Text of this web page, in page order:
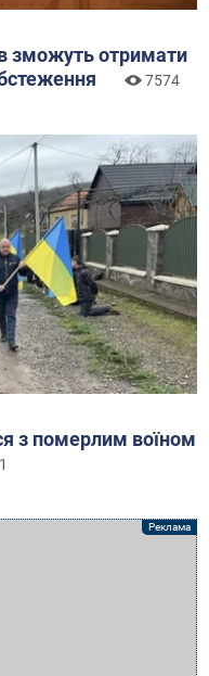
зможуть отримати
7574
з померлим воїном
1